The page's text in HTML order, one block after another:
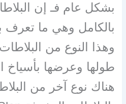
بشكل عام فـ إن
وهذا النوع من
طولها وعرضها بأسياخ
هناك نوع آخر من